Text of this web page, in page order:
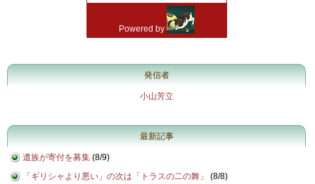
発信者
小山芳立
最新記事
遺族が寄付を募集 (8/9)
「ギリシャより悪い」の次は「トラスの二の舞」
(8/8)